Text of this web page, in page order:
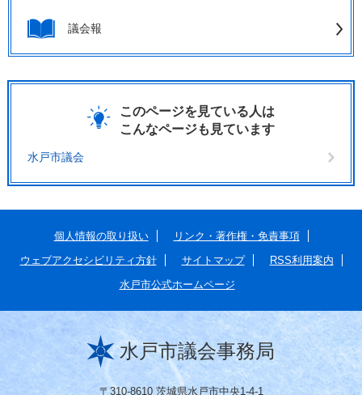
議会報
このページを見ている人は
こんなページも見ています
水戸市議会
個人情報の取り扱い
リンク・著作権・免責事項
ウェブアクセシビリティ方針
サイトマップ
RSS利用案内
水戸市公式ホームページ
水戸市議会事務局
〒310-8610 茨城県水戸市中央1-4-1